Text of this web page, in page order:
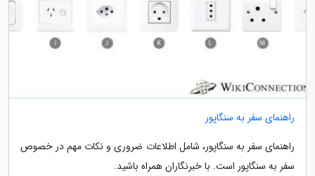
راهنمای سفر به سنگاپور
راهنمای سفر به سنگاپور، شامل اطلاعات ضروری و نکات مهم در خصوص
سفر به سنگاپور است. با خبرنگاران همراه باشید.